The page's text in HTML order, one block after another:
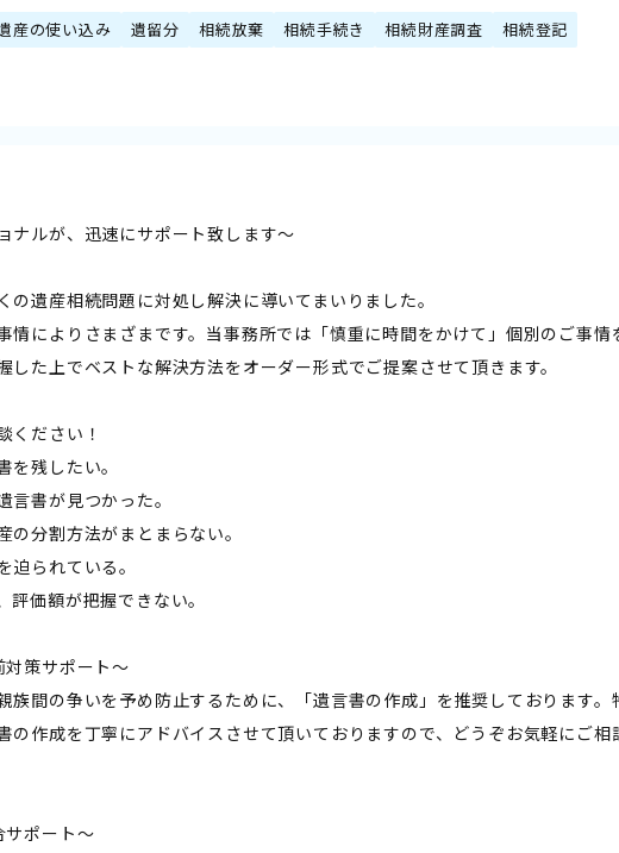
産の使い込み 遺留分 相続放棄 相続手続き 相続財産調査
相続登記
ナルが、迅速にサポート致します～
の遺産相続問題に対処し解決に導いてまいりました。
情によりさまざまです。当事務所では「慎重に時間をかけて」個別のご事情
した上でベストな解決方法をオーダー形式でご提案させて頂きます。
ください！
残したい。
書が見つかった。
分割方法がまとまらない。
られている。
価額が把握できない。
策サポート～
族間の争いを予め防止するために、「遺言書の作成」を推奨しております。
の作成を丁寧にアドバイスさせて頂いておりますので、どうぞお気軽にご相
サポート～